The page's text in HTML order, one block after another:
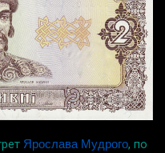
Ярослава Мудрого, по